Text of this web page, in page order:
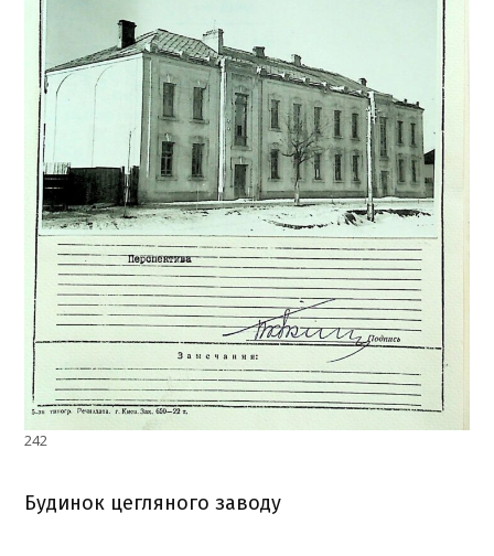
242
Будинок цегляного заводу